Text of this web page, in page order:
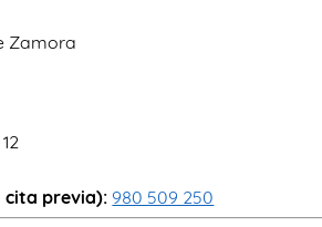
Zamora
cita previa): 980 509 250